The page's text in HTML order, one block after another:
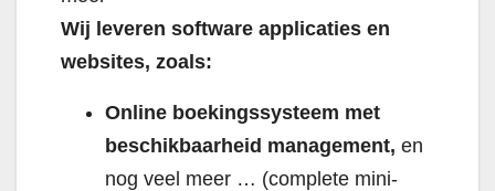
Wij leveren software applicaties en
websites, zoals:
Online boekingssysteem met
beschikbaarheid management, en
nog veel meer … (complete mini-